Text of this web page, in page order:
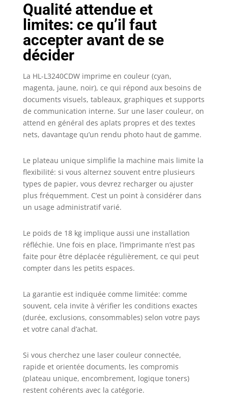
Qualité attendue et
limites: ce qu’il faut
accepter avant de se
décider
La HL-L3240CDW imprime en couleur (cyan,
magenta, jaune, noir), ce qui répond aux besoins de
documents visuels, tableaux, graphiques et supports
de communication interne. Sur une laser couleur, on
attend en général des aplats propres et des textes
nets, davantage qu’un rendu photo haut de gamme.
Le plateau unique simplifie la machine mais limite la
flexibilité: si vous alternez souvent entre plusieurs
types de papier, vous devrez recharger ou ajuster
plus fréquemment. C’est un point à considérer dans
un usage administratif varié.
Le poids de 18 kg implique aussi une installation
réfléchie. Une fois en place, l’imprimante n’est pas
faite pour être déplacée régulièrement, ce qui peut
compter dans les petits espaces.
La garantie est indiquée comme limitée: comme
souvent, cela invite à vérifier les conditions exactes
(durée, exclusions, consommables) selon votre pays
et votre canal d’achat.
Si vous cherchez une laser couleur connectée,
rapide et orientée documents, les compromis
(plateau unique, encombrement, logique toners)
restent cohérents avec la catégorie.